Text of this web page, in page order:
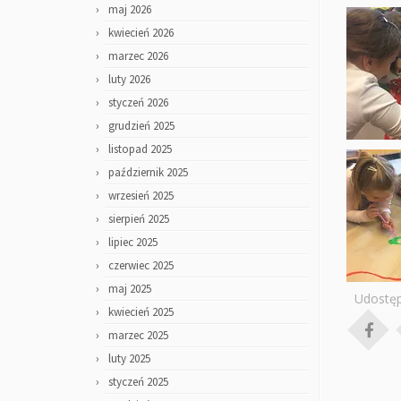
maj 2026
kwiecień 2026
marzec 2026
luty 2026
styczeń 2026
grudzień 2025
listopad 2025
październik 2025
wrzesień 2025
sierpień 2025
lipiec 2025
czerwiec 2025
maj 2025
kwiecień 2025
marzec 2025
luty 2025
styczeń 2025